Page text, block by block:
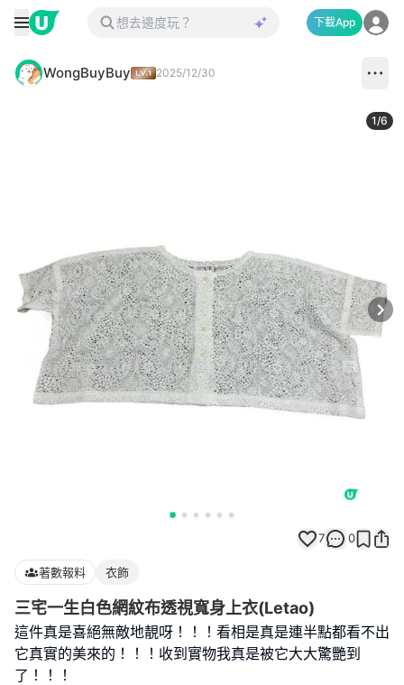
下載App
WongBuyBuy 2025/12/30
1/6
7 0
著數報料 衣飾
三宅一生白色網紋布透視寬身上衣(Letao)
這件真是喜絕無敵地靚呀！！！看相是真是連半點都看不出
它真實的美來的！！！收到實物我真是被它大大驚艷到
了！！！